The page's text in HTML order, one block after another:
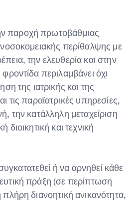
παροχή πρωτοβάθμιας
νοσοκομειακής περίθαλψης με
την ελευθερία και στην
περιλαμβάνει όχι
της ιατρικής και της
τις παραϊατρικές υπηρεσίες,
την κατάλληλη μεταχείριση
διοικητική και τεχνική
ή να αρνηθεί κάθε
πράξη (σε περίπτωση
διανοητική ανικανότητα,